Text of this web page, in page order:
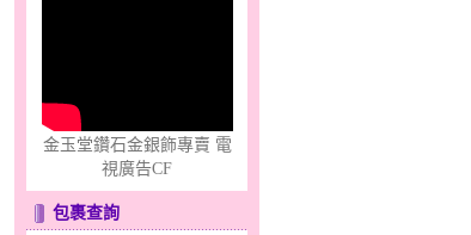
金玉堂鑽石金銀飾專賣 電
視廣告CF
包裹查詢